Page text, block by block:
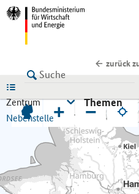
zurück
Zentrum
Nebenstelle
Themen
+ −